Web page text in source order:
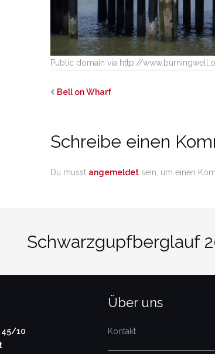
Public domain via http://
Bell on Wharf
Schreibe einen
Du musst angemeldet sein, um einen
Schwarzgupfberglauf
45/10
Über uns
Kontakt